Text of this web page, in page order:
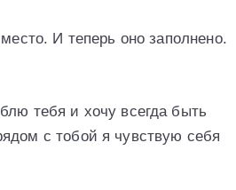
И теперь оно заполнено.
тебя и хочу всегда быть
с тобой я чувствую себя